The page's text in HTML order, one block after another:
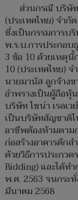
ส่วนกรณี บริษัท
(ประเทศไทย) จำ
ซึ่งเป็นกรรมการบ
พ.ร.บ.การประกอ
3 ข้อ 10 ด้วยเหตุนี้
10 (ประเทศไทย)
นายมานัส ลูกจ้าง
อำพรางเป็นผู้ถือหุ้
บริษัท ไชน่า เรลเ
เป็นบริษัทสัญชาติไ
อาชีพต้องห้ามตาม
ก่อสร้างอาคารตึก
ด้วยวิธีการประกว
Bidding) และได้ท
พ.ศ. 2563 จนกระ
มีนาคม 2568